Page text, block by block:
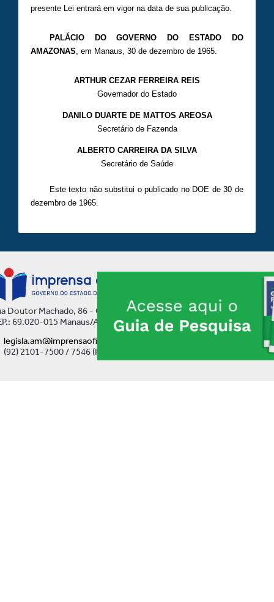
presente Lei entrará em vigor na data de sua publicação.
PALÁCIO DO GOVERNO DO ESTADO DO
AMAZONAS , em Manaus, 30 de dezembro de 1965.
ARTHUR CEZAR FERREIRA REIS
Governador do Estado
DANILO DUARTE DE MATTOS AREOSA
Secretário de Fazenda
ALBERTO CARREIRA DA SILVA
Secretário de Saúde
Este texto não substitui o publicado no DOE de 30 de
dezembro de 1965.
Doutor Machado, 86 - Centro
69.020-015 Manaus/AM
legisla.am@imprensaoficial.am.gov.br
(92) 2101-7500 / 7546 (Ramal)